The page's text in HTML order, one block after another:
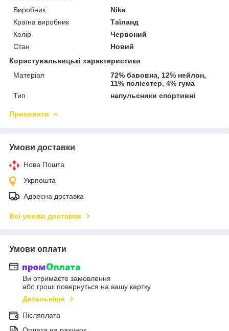
Виробник
Nike
Країна виробник
Таїланд
Колір
Червоний
Стан
Новий
Користувальницькі характеристики
Матеріал
72% бавовна, 12% нейлон,
11% поліестер, 4% гума
Тип
напульсники спортивні
Приховати
Умови доставки
Нова Пошта
Укрпошта
Адресна доставка
Всі умови доставки
Умови оплати
Ви отримаєте замовлення
або гроші повернуться на вашу картку
Детальніше
Післяплата